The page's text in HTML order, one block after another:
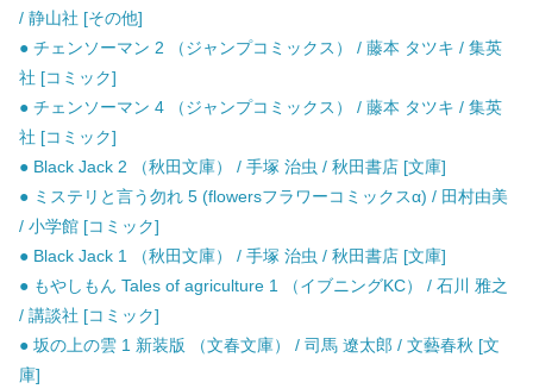
/ 静山社 [その他]
● チェンソーマン 2 （ジャンプコミックス） / 藤本 タツキ / 集英
社 [コミック]
● チェンソーマン 4 （ジャンプコミックス） / 藤本 タツキ / 集英
社 [コミック]
● Black Jack 2 （秋田文庫） / 手塚 治虫 / 秋田書店 [文庫]
● ミステリと言う勿れ 5 (flowersフラワーコミックスα) / 田村由美
/ 小学館 [コミック]
● Black Jack 1 （秋田文庫） / 手塚 治虫 / 秋田書店 [文庫]
● もやしもん Tales of agriculture 1 （イブニングKC） / 石川 雅之
/ 講談社 [コミック]
● 坂の上の雲 1 新装版 （文春文庫） / 司馬 遼太郎 / 文藝春秋 [文
庫]